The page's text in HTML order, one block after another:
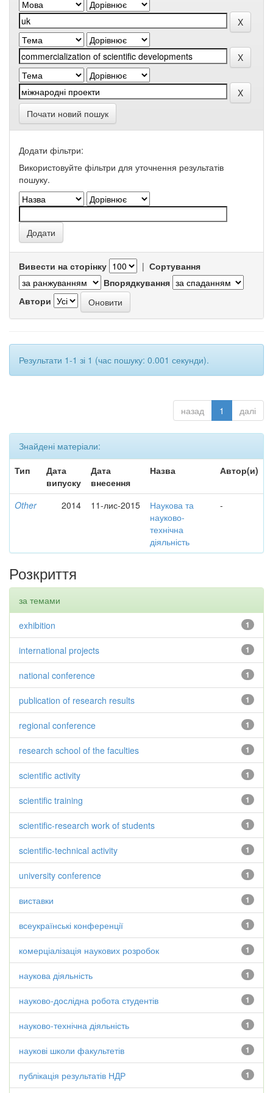
Почати новий пошук
Додати фільтри:
Використовуйте фільтри для уточнення результатів
пошуку.
Вивести на сторінку | Сортування
Впорядкування
Автори
Результати 1-1 зі 1 (час пошуку: 0.001 секунди).
назад 1 далі
Знайдені матеріали:
Тип
Дата
випуску
Дата
внесення
Назва Автор(и)
Other 2014 11-лис-2015
Наукова та
науково-
технічна
діяльність
-
Розкриття
за темами
1
exhibition
1
international projects
1
national conference
1
publication of research results
1
regional conference
1
research school of the faculties
1
scientific activity
1
scientific training
1
scientific-research work of students
1
scientific-technical activity
1
university conference
1
виставки
1
всеукраїнські конференції
1
комерціалізація наукових розробок
1
наукова діяльність
1
науково-дослідна робота студентів
1
науково-технічна діяльність
1
наукові школи факультетів
1
публікація результатів НДР